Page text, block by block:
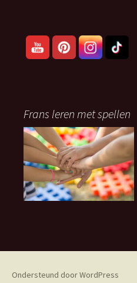
Frans leren met spellen
Ondersteund door WordPress